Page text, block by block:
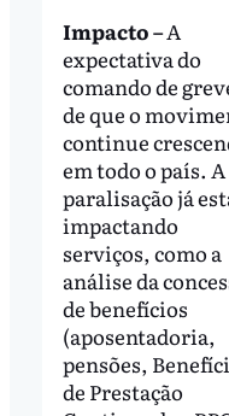
Impacto –A
expectativa do
comando de
de que o
continue
em todo o país. A
paralisação já
impactando
serviços, como a
análise da
de benefícios
(aposentadoria,
pensões,
de Prestação